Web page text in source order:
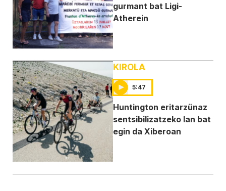
gurmant bat Ligi-
Atherein
KIROLA
5:47
Huntington eritarzünaz
sentsibilizatzeko lan bat
egin da Xiberoan